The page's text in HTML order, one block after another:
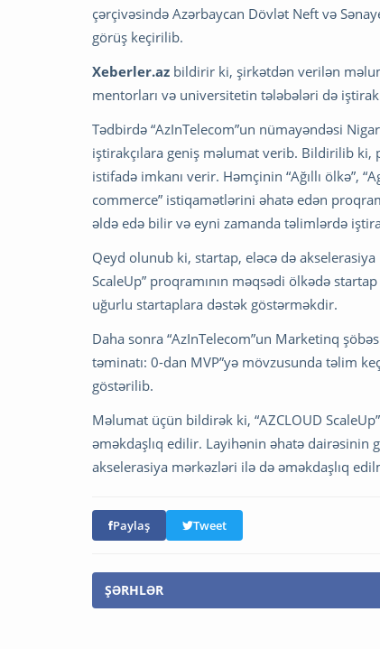
çərçivəsində Azərbaycan Dövlət Neft və
görüş keçirilib.
Xeberler.az bildirir ki, şirkətdən verilən
mentorları və universitetin tələbələri də
Tədbirdə “AzInTelecom”un nümayəndəsi
iştirakçılara geniş məlumat verib. Bildirilib
istifadə imkanı verir. Həmçinin “Ağıllı ölkə”,
commerce” istiqamətlərini əhatə edən
əldə edə bilir və eyni zamanda təlimlərdə
Qeyd olunub ki, startap, eləcə də
ScaleUp” proqramının məqsədi ölkədə
uğurlu startaplara dəstək göstərməkdir.
Daha sonra “AzInTelecom”un Marketinq
təminatı: 0-dan MVP”yə mövzusunda təlim
göstərilib.
Məlumat üçün bildirək ki, “AZCLOUD
əməkdaşlıq edilir. Layihənin əhatə
akselerasiya mərkəzləri ilə də əməkdaşlıq
Paylaş Tweet
ŞƏRHLƏR